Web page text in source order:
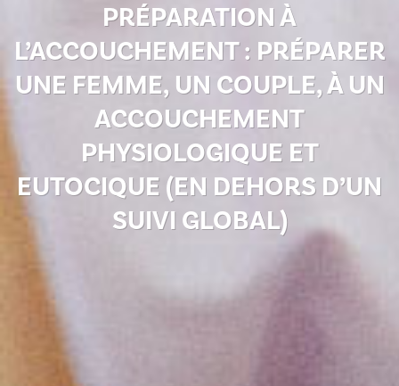
PRÉPARATION À
L’ACCOUCHEMENT : PRÉPARER
UNE FEMME, UN COUPLE, À UN
ACCOUCHEMENT
PHYSIOLOGIQUE ET
EUTOCIQUE (EN DEHORS D’UN
SUIVI GLOBAL)